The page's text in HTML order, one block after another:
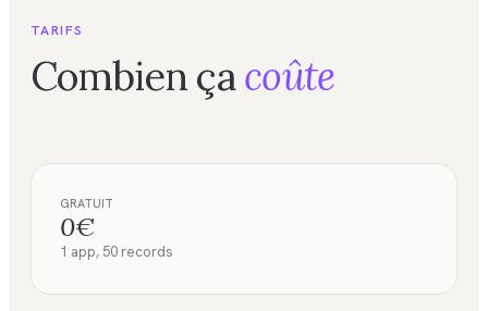
TARIFS
Combien çacoûte
GRATUIT
0€
1 app, 50 records